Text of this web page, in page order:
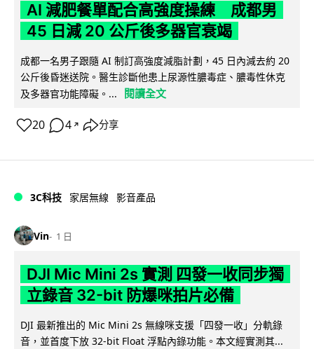
AI 減肥餐單配合高強度操練 成都男
45 日減 20 公斤後多器官衰竭
成都一名男子跟隨 AI 制訂高強度減脂計劃，45 日內減去約 20
公斤後昏迷送院。醫生診斷他患上尿源性膿毒症、膿毒性休克
及多器官功能障礙。...
閱讀全文
20 4 ↗ 分享
3C科技 家居無線 影音產品
Vin 1 日
DJI Mic Mini 2s 實測 四發一收同步獨
立錄音 32-bit 防爆咪拍片必備
DJI 最新推出的 Mic Mini 2s 無線咪支援「四發一收」分軌錄
音，並首度下放 32-bit Float 浮點內錄功能。本文經實測其...